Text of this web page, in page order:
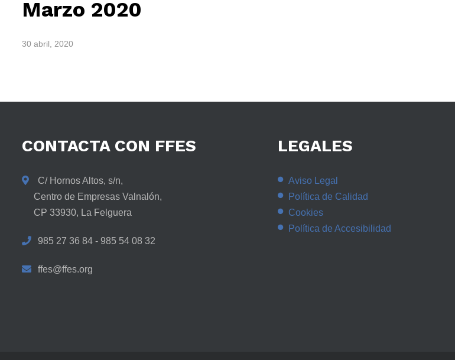
Marzo 2020
30 abril, 2020
CONTACTA CON FFES
C/ Hornos Altos, s/n,
Centro de Empresas Valnalón,
CP 33930, La Felguera
985 27 36 84 - 985 54 08 32
ffes@ffes.org
LEGALES
Aviso Legal
Política de Calidad
Cookies
Política de Accesibilidad